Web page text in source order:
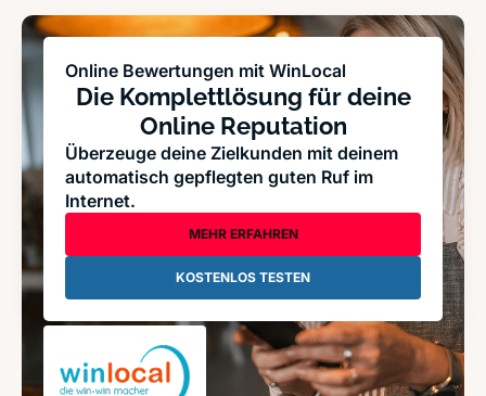
Online Bewertungen mit WinLocal
Die Komplettlösung für deine
Online Reputation
Überzeuge deine Zielkunden mit deinem
automatisch gepflegten guten Ruf im
Internet.
MEHR ERFAHREN
KOSTENLOS TESTEN